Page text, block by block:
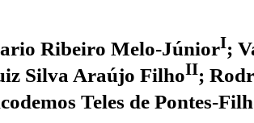
Ribeiro Melo-JúniorI;
Silva Araújo FilhoII;
Teles de Pontes-